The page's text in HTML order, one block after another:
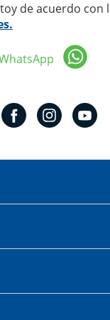
de acuerdo con
309. Colonia la